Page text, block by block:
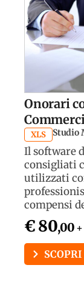
Onorari
XLS Studio
Il software
consigliati
utilizzati
compensi
€ 80,00